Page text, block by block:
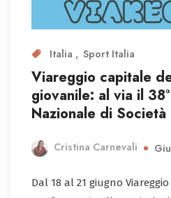
Italia Sport Italia
Viareggio capitale
giovanile: al via il
Nazionale di Società
Cristina Carnevali
Dal 18 al 21 giugno